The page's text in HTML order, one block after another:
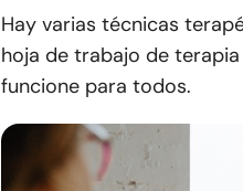
Hay varias técnicas
hoja de trabajo de
funcione para todos.